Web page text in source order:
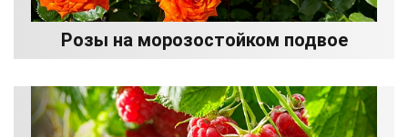
Розы на морозостойком подвое